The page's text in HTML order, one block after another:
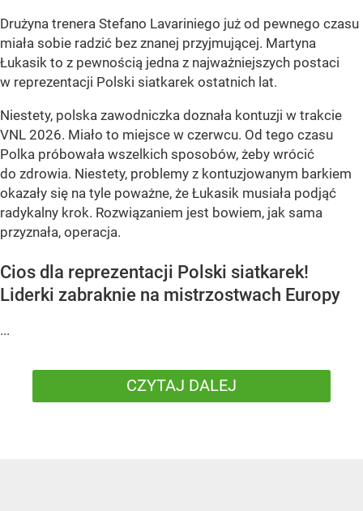
Drużyna trenera Stefano Lavariniego już od pewnego czasu
miała sobie radzić bez znanej przyjmującej. Martyna
Łukasik to z pewnością jedna z najważniejszych postaci
w reprezentacji Polski siatkarek ostatnich lat.
Niestety, polska zawodniczka doznała kontuzji w trakcie
VNL 2026. Miało to miejsce w czerwcu. Od tego czasu
Polka próbowała wszelkich sposobów, żeby wrócić
do zdrowia. Niestety, problemy z kontuzjowanym barkiem
okazały się na tyle poważne, że Łukasik musiała podjąć
radykalny krok. Rozwiązaniem jest bowiem, jak sama
przyznała, operacja.
Cios dla reprezentacji Polski siatkarek!
Liderki zabraknie na mistrzostwach Europy
...
CZYTAJ DALEJ